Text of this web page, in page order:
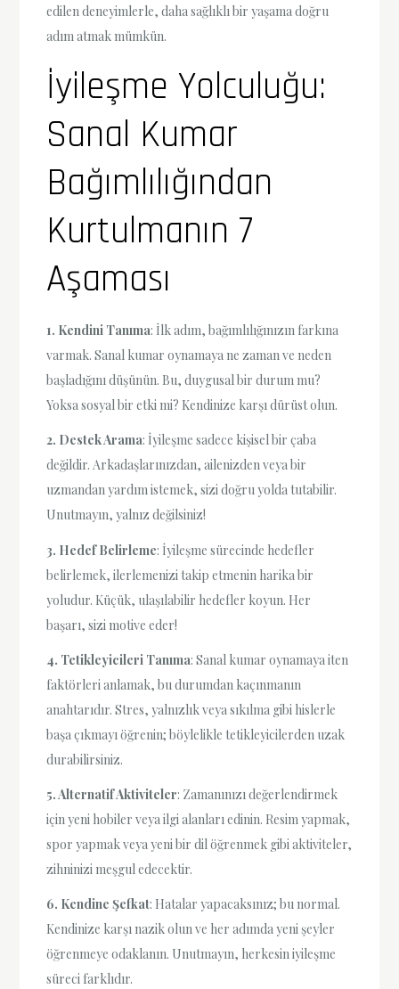
edilen deneyimlerle, daha sağlıklı bir yaşama doğru
adım atmak mümkün.
İyileşme Yolculuğu:
Sanal Kumar
Bağımlılığından
Kurtulmanın 7
Aşaması
1. Kendini Tanıma: İlk adım, bağımlılığınızın farkına
varmak. Sanal kumar oynamaya ne zaman ve neden
başladığını düşünün. Bu, duygusal bir durum mu?
Yoksa sosyal bir etki mi? Kendinize karşı dürüst olun.
2. Destek Arama: İyileşme sadece kişisel bir çaba
değildir. Arkadaşlarınızdan, ailenizden veya bir
uzmandan yardım istemek, sizi doğru yolda tutabilir.
Unutmayın, yalnız değilsiniz!
3. Hedef Belirleme: İyileşme sürecinde hedefler
belirlemek, ilerlemenizi takip etmenin harika bir
yoludur. Küçük, ulaşılabilir hedefler koyun. Her
başarı, sizi motive eder!
4. Tetikleyicileri Tanıma: Sanal kumar oynamaya iten
faktörleri anlamak, bu durumdan kaçınmanın
anahtarıdır. Stres, yalnızlık veya sıkılma gibi hislerle
başa çıkmayı öğrenin; böylelikle tetikleyicilerden uzak
durabilirsiniz.
5. Alternatif Aktiviteler: Zamanınızı değerlendirmek
için yeni hobiler veya ilgi alanları edinin. Resim yapmak,
spor yapmak veya yeni bir dil öğrenmek gibi aktiviteler,
zihninizi meşgul edecektir.
6. Kendine Şefkat: Hatalar yapacaksınız; bu normal.
Kendinize karşı nazik olun ve her adımda yeni şeyler
öğrenmeye odaklanın. Unutmayın, herkesin iyileşme
süreci farklıdır.